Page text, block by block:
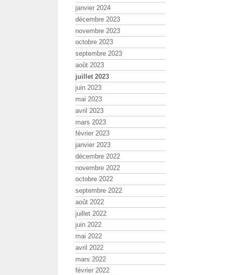
janvier 2024
décembre 2023
novembre 2023
octobre 2023
septembre 2023
août 2023
juillet 2023
juin 2023
mai 2023
avril 2023
mars 2023
février 2023
janvier 2023
décembre 2022
novembre 2022
octobre 2022
septembre 2022
août 2022
juillet 2022
juin 2022
mai 2022
avril 2022
mars 2022
février 2022